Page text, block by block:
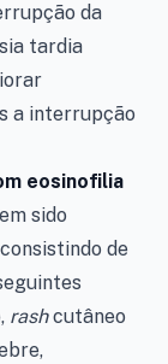
da
tardia
a interrupção
eosinofilia
sido
de
rashcutâneo